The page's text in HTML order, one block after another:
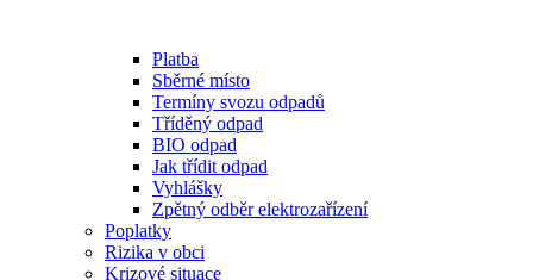
Platba
Sběrné místo
Termíny svozu odpadů
Tříděný odpad
BIO odpad
Jak třídit odpad
Vyhlášky
Zpětný odběr elektrozařízení
Poplatky
Rizika v obci
Krizové situace